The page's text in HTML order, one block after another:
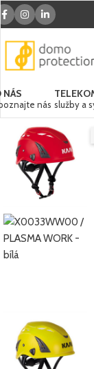
NÁS
nás služby a